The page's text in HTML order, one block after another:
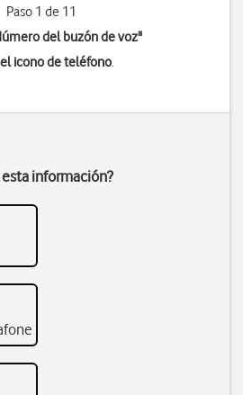
Paso 1 de 11
del buzón de voz"
el icono de teléfono.
información?